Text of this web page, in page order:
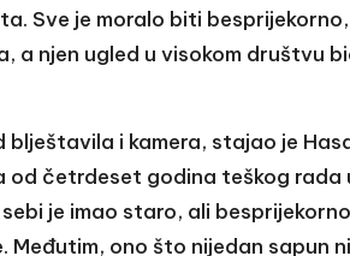
Sve je moralo biti
a njen ugled u visokom društvu
blještavila i kamera, stajao je
od četrdeset godina teškog rada
je imao staro, ali
Međutim, ono što nijedan sapun